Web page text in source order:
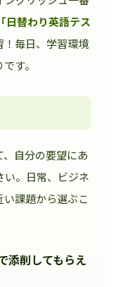
「日替わり英語テス
！毎日、学習環境
す。
、自分の要望にあ
い。日常、ビジネ
課題から選ぶこ
添削してもらえ